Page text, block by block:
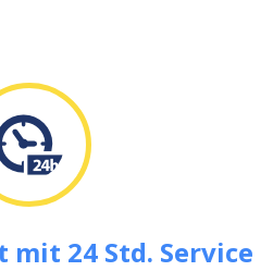
mit 24 Std. Service